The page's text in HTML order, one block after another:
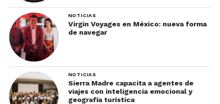
NOTICIAS
Virgin Voyages en México: nueva forma
de navegar
NOTICIAS
Sierra Madre capacita a agentes de
viajes con inteligencia emocional y
geografía turística